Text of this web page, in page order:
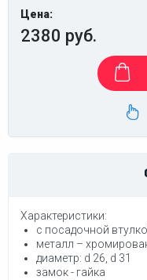
Цена:
2380 руб.
Характеристики:
с посадочной
металл –
диаметр: d 26, d 31
замок - гайка